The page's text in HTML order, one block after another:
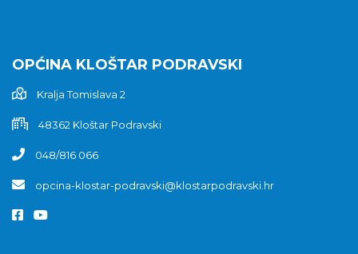
OPĆINA KLOŠTAR PODRAVSKI
Kralja Tomislava 2
48362 Kloštar Podravski
048/816 066
opcina-klostar-podravski@klostarpodravski.hr